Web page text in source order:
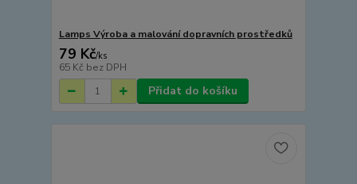
Lamps Výroba a malování dopravních prostředků
79 Kč/ks
65 Kč bez DPH
Přidat do košíku